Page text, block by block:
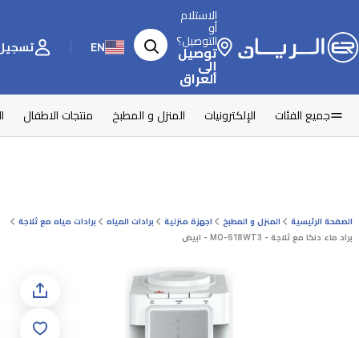
الاستلام
أو
التوصيل؟
توصيل
إلى
العراق
EN تسجيل
جميع الفئات الإلكترونيات المنزل و المطبخ منتجات الاطفال
الصفحة الرئيسية المنزل و المطبخ اجهزة منزلية برادات المياه
برادات مياه مع ثلاجة
براد ماء دنكا مع ثلاجة - MO-618WT3 - ابيض